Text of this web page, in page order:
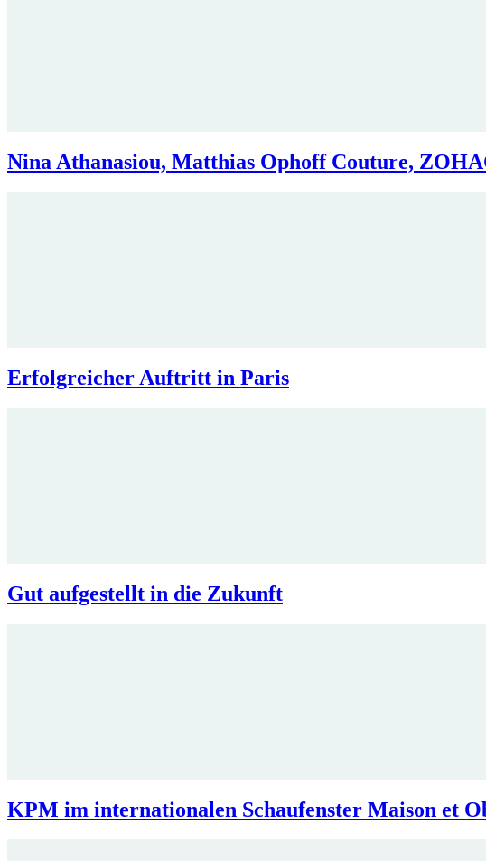
Nina Athanasiou, Matthias Ophoff Couture,
Erfolgreicher Auftritt in Paris
Gut aufgestellt in die Zukunft
KPM im internationalen Schaufenster Maison et